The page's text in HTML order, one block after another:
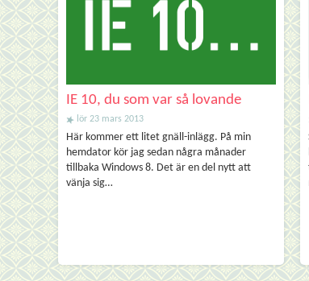
IE 10, du som var så lovande
lör 23 mars 2013
Här kommer ett litet gnäll-inlägg. På min
hemdator kör jag sedan några månader
tillbaka Windows 8. Det är en del nytt att
vänja sig…